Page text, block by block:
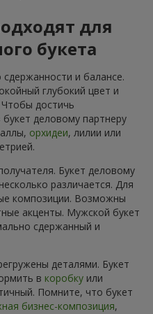
для
букета
и балансе.
глубокий цвет и
достичь
деловому партнеру
орхидеи, лилии или
Букет деловому
несколько различается. Для
композиции. Возможны
акценты. Мужской букет
сдержанный и
деталями. Букет
в коробку или
Помните, что букет
бизнес-композиция,